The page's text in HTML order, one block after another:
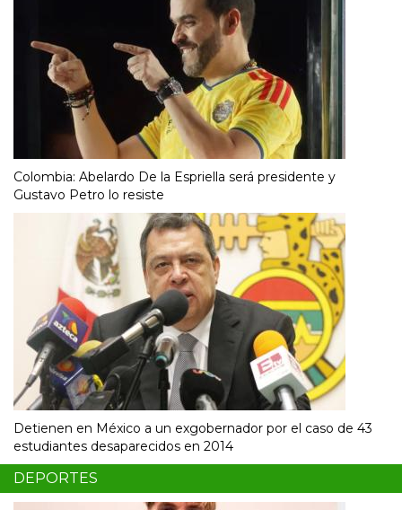
Colombia: Abelardo De la Espriella será presidente y
Gustavo Petro lo resiste
Detienen en México a un exgobernador por el caso de 43
estudiantes desaparecidos en 2014
DEPORTES